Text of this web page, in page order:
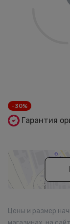
-30%
Гарантия
Цены и размер